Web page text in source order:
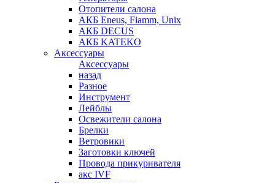
Отопители салона
АКБ Eneus, Fiamm, Unix
АКБ DECUS
АКБ KATEKO
Аксессуары
Аксессуары
назад
Разное
Инструмент
Лейблы
Освежители салона
Брелки
Ветровики
Заготовки ключей
Провода прикуривателя
акс IVF